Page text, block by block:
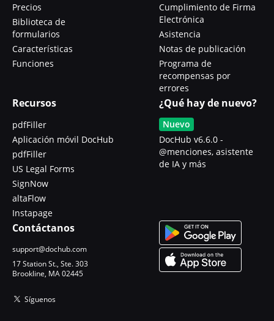
Precios
Biblioteca de
formularios
Características
Funciones
Cumplimiento de Firma
Electrónica
Asistencia
Notas de publicación
Programa de
recompensas por
errores
Recursos
pdfFiller
Aplicación móvil DocHub
pdfFiller
US Legal Forms
SignNow
altaFlow
Instapage
¿Qué hay de nuevo?
Nuevo
DocHub v6.6.0 -
@menciones, asistente
de IA y más
Contáctanos
support@dochub.com
17 Station St., Ste. 303
Brookline, MA 02445
Síguenos